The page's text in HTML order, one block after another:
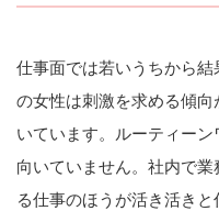
仕事面では若いうちから
の女性は刺激を求める傾
いています。ルーティー
向いていません。社内で
る仕事のほうが活き活きと